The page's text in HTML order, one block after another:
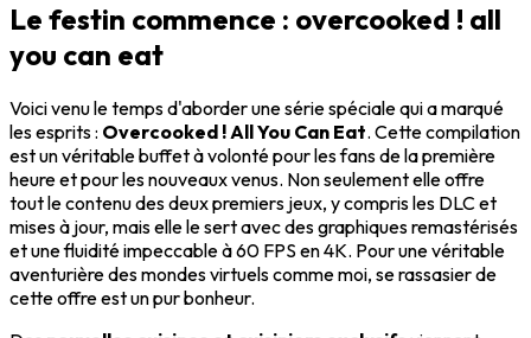
Le festin commence : overcooked ! all
you can eat
Voici venu le temps d'aborder une série spéciale qui a marqué
les esprits : Overcooked ! All You Can Eat. Cette compilation
est un véritable buffet à volonté pour les fans de la première
heure et pour les nouveaux venus. Non seulement elle offre
tout le contenu des deux premiers jeux, y compris les DLC et
mises à jour, mais elle le sert avec des graphiques remastérisés
et une fluidité impeccable à 60 FPS en 4K. Pour une véritable
aventurière des mondes virtuels comme moi, se rassasier de
cette offre est un pur bonheur.